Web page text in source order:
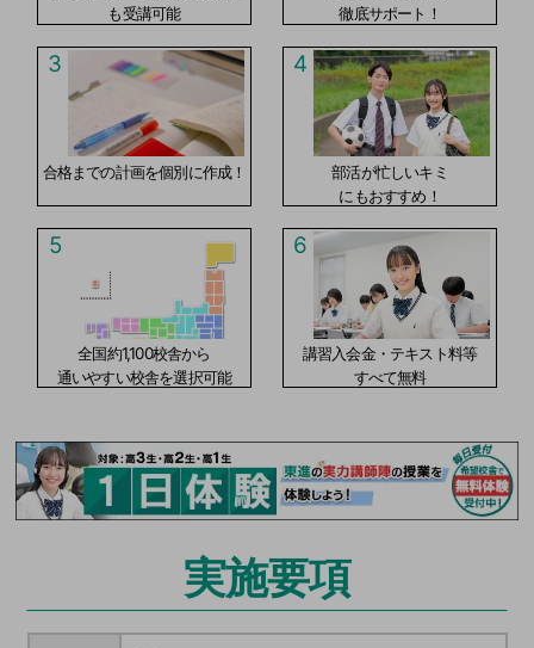
も受講可能
徹底サポート！
3
合格までの計画を個別に作成！
4
部活が忙しいキミ
にもおすすめ！
5
全国約1,100校舎から
通いやすい校舎を選択可能
6
講習入会金・テキスト料等
すべて無料
実施要項